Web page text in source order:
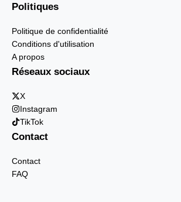
Politiques
Politique de confidentialité
Conditions d'utilisation
A propos
Réseaux sociaux
X
Instagram
TikTok
Contact
Contact
FAQ